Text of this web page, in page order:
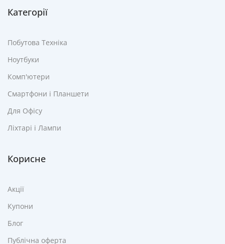
Категорії
Побутова Техніка
Ноутбуки
Комп'ютери
Смартфони і Планшети
Для Офісу
Ліхтарі і Лампи
Корисне
Акції
Купони
Блог
Публічна оферта